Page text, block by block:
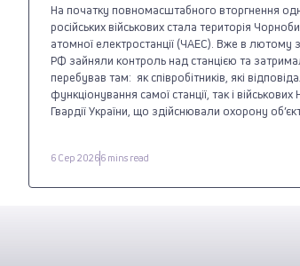
На початку повномасштабного вторгнення
російських військових стала територія
атомної електростанції (ЧАЕС). Вже в лютому
РФ зайняли контроль над станцією та
перебував там: як співробітників, які
функціонування самої станції, так і військових
Гвардії України, що здійснювали охорону
6 Сер 20266 mins read